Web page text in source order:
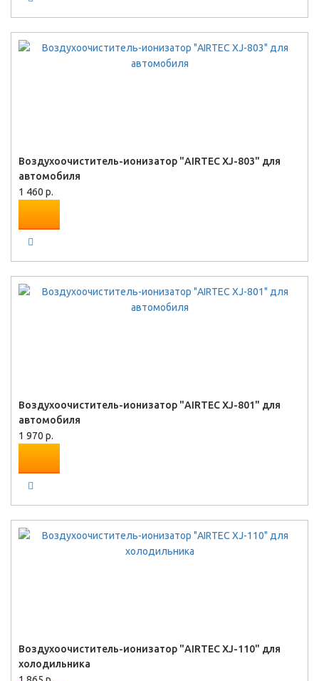
Воздухоочиститель-ионизатор "AIRTEС XJ-803" для
автомобиля
1 460 р.
Воздухоочиститель-ионизатор "AIRTEС XJ-801" для
автомобиля
1 970 р.
Воздухоочиститель-ионизатор "AIRTEС XJ-110" для
холодильника